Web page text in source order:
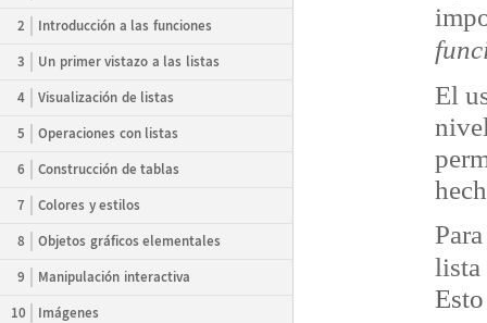
2
Introducción a las funciones
3
Un primer vistazo a las listas
4
Visualización de listas
5
Operaciones con listas
6
Construcción de tablas
7
Colores y estilos
8
Objetos gráficos elementales
9
Manipulación interactiva
10
Imágenes
El
lista